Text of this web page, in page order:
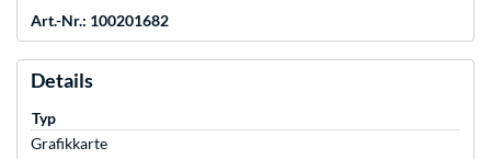
Art.-Nr.: 100201682
Details
Typ
Grafikkarte